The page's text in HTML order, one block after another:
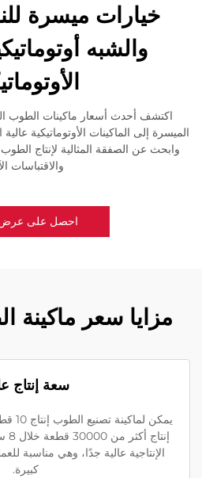
خيارات ميسرة
والشبه
اكتشف أحدث أسعار ماكينات الطوب
الميسرة إلى الماكينات الأوتوماتيكية عالية
وابحث عن الصفقة المثالية لإنتاج
والاقتباسات
احصل على
مزايا سعر ماكينة
سعة إنتاج
الإنتاجية عالية جدًا، وهي مناسبة
كبيرة.